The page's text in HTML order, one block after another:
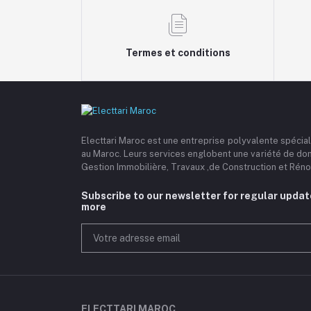
Termes et conditions
Electtari Maroc est une entreprise polyvalente
au Maroc. Leurs services englobent une variété de
Gestion Immobilière, Travaux ,de Construction et
Subscribe to our newsletter for regular
more